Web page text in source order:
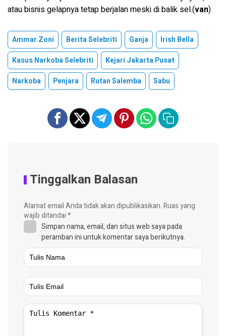
atau bisnis gelapnya tetap berjalan meski di balik sel.(van)
Ammar Zoni Berita Selebriti Ganja
Irish Bella
Kasus Narkoba Selebriti
Kejari Jakarta Pusat
Narkoba
Penjara Rutan Salemba Sabu
Tinggalkan Balasan
Alamat email Anda tidak akan dipublikasikan.Ruas yang
wajib ditandai*
Simpan nama, email, dan situs web saya pada
peramban ini untuk komentar saya berikutnya.